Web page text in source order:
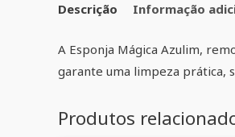
Descrição Informação
A Esponja Mágica Azulim,
garante uma limpeza prática,
Produtos